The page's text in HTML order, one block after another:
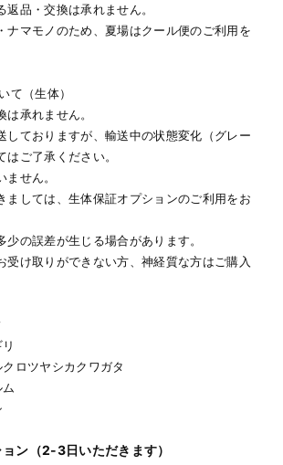
返品・交換は承れません。
ナマモノのため、夏場はクール便のご利用を
て（生体）
は承れません。
しておりますが、輸送中の状態変化（グレー
はご了承ください。
ません。
しては、生体保証オプションのご利用をお
少の誤差が生じる場合があります。
受け取りができない方、神経質な方はご購入
ロツヤシカクワガタ
ン（2-3日いただきます）